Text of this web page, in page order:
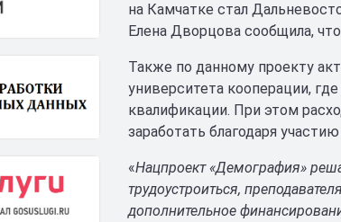
на Камчатке стал
Елена Дворцова сообщила,
Также по данному проекту
университета кооперации,
квалификации. При этом
заработать благодаря
«Нацпроект «Демография»
трудоустроиться,
дополнительное